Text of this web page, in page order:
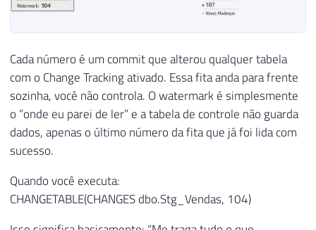
Cada número é um commit que alterou qualquer tabela
com o Change Tracking ativado. Essa fita anda para frente
sozinha, você não controla. O watermark é simplesmente
o “onde eu parei de ler” e a tabela de controle não guarda
dados, apenas o último número da fita que já foi lida com
sucesso.
Quando você executa:
CHANGETABLE(CHANGES dbo.Stg_Vendas, 104)